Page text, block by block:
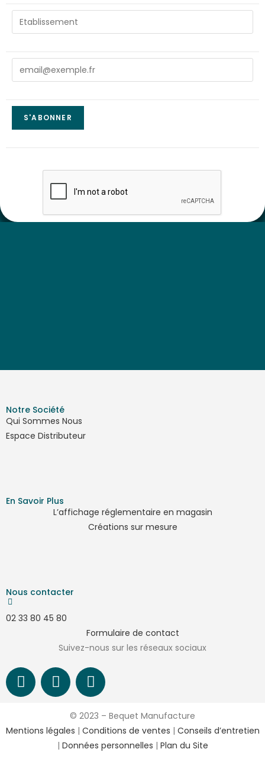
Notre Société
Qui Sommes Nous
Espace Distributeur
En Savoir Plus
L’affichage réglementaire en magasin
Créations sur mesure
Nous contacter
02 33 80 45 80
Formulaire de contact
Suivez-nous sur les réseaux sociaux
© 2023 – Bequet Manufacture
Mentions légales | Conditions de ventes | Conseils d’entretien
| Données personnelles | Plan du Site